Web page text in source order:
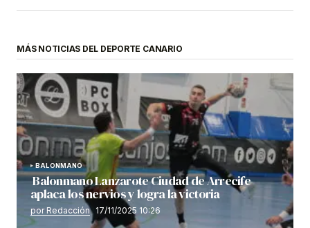
MÁS NOTICIAS DEL DEPORTE CANARIO
BALONMANO
Balonmano Lanzarote Ciudad de Arrecife
aplaca los nervios y logra la victoria
por Redacción 17/11/2025 10:26